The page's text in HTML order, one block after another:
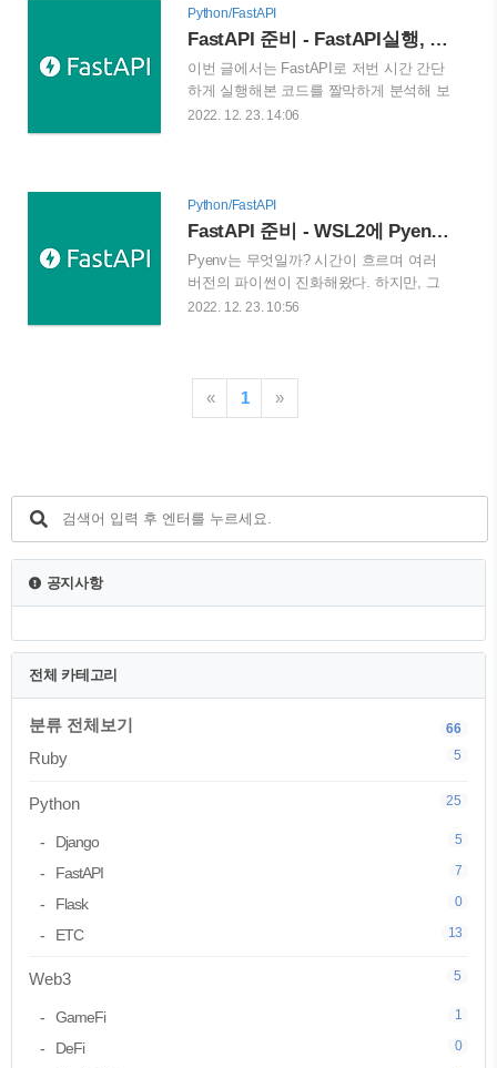
면 데이터 직렬화(Serialization)과 역직렬
화(Deserialization)에 대해서 궁금하신 분
들이 있을 것이다. 이에대해 설명하고 넘
어가겠다. Data Serialization 직렬화란 데
이터를 전송하거나, 저장할 수 있게 특정
한 포맷으로 데이터를 변화시키는 것이다.
반대가 바로 역직렬화(De..
Python/FastAPI
FastAPI 준비 - FastAPI실행, Query Parameter, Request Body
이번 글에서는 FastAPI로 저번 시간 간단
하게 실행해본 코드를 짤막하게 분석해 보
고, 각 코드가 무엇을 의미하는지 살펴보
@app.get("/") async def main(): return
{"message": "Hello world!"} 위으 코드는 이
번 글에서 사용할 함수이며, FastAPI 서비
스를 더욱 크게 만들기 위한 첫 걸음이기
도 하다. 가장 눈여겨 볼 점은 바로 app =
FastAPI()부분이다. app = FastAPI() 이 라
하고..
2022. 12. 23. 14:06
Python/FastAPI
FastAPI 준비 - WSL2에 Pyenv 및 FastAPI 설치하기
Pyenv는 무엇일까? 시간이 흐르며 여러
버전의 파이썬이 진화해왔다. 하지만, 그
버전들 중에서 내게 맞는 버전, 버전마다
면 여러 파이썬을 쓰고 싶단 말이다!" 그렇
다, 결국은 파이썬을 번갈아가며 여러 파
Version Management"라고 한다. 여러 파
2022. 12. 23. 10:56
« 1 »
공지사항
전체 카테고리
분류 전체보기 66
Ruby 5
Python 25
Django 5
FastAPI 7
Flask 0
ETC 13
Web3 5
GameFi 1
DeFi 0